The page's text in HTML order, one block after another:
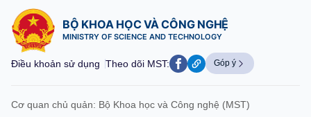
BỘ KHOA HỌC VÀ CÔNG NGHỆ
MINISTRY OF SCIENCE AND TECHNOLOGY
Điều khoản sử dụng Theo dõi MST: Góp ý
Cơ quan chủ quản: Bộ Khoa học và Công nghệ (MST)